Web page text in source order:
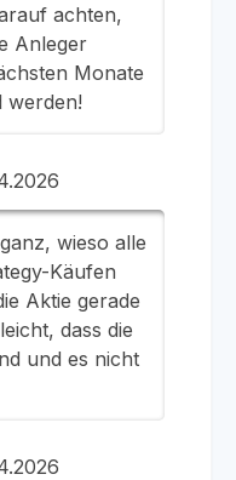
achten,
Anleger
Monate
werden!
wieso alle
Käufen
Aktie gerade
dass die
und es nicht